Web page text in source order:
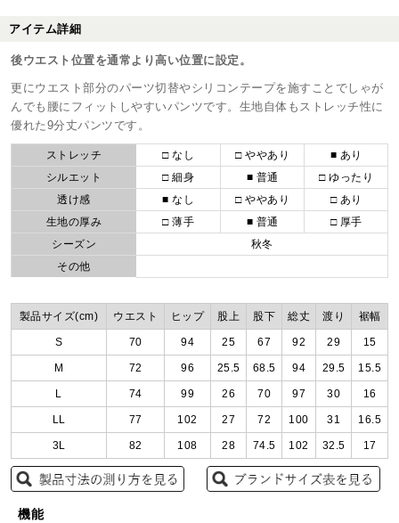
アイテム詳細
後ウエスト位置を通常より高い位置に設定。
更にウエスト部分のパーツ切替やシリコンテープを施すことでしゃが
んでも腰にフィットしやすいパンツです。生地自体もストレッチ性に
優れた9分丈パンツです。
ストレッチ □ なし □ ややあり
■ あり
シルエット
□ 細身 ■ 普通
□ ゆったり
透け感
■ なし □ ややあり
□ あり
生地の厚み
□ 薄手 ■ 普通
□ 厚手
シーズン
秋冬
その他
製品サイズ(cm) ウエスト ヒップ 股上 股下 総丈 渡り 裾幅
S 70 94 25 67 92 29 15
M 72 96 25.5 68.5 94 29.5 15.5
L 74 99 26 70 97 30 16
LL 77 102 27 72 100 31 16.5
3L 82 108 28 74.5 102 32.5 17
機能